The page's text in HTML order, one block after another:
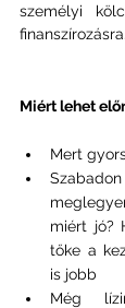
személyi
finanszírozásra.
Miért lehet
Mert
miért jó?
tőke a
is jobb
Még